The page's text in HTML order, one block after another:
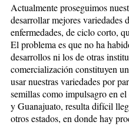
Actualmente proseguimos
desarrollar mejores variedades
enfermedades, de ciclo corto,
El problema es que no ha
desarrollos ni los de otras
comercialización constituyen
usar nues­tras variedades por
semillas como impulsagro en
y Guanajuato, resulta di­­fí­cil
otros estados, en donde hay